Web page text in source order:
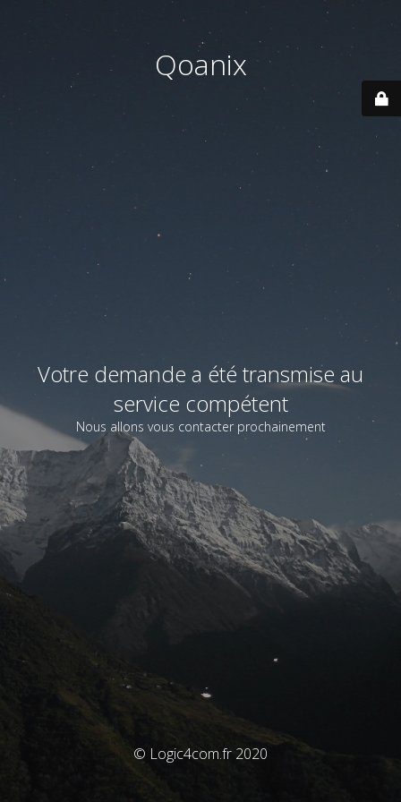
Qoanix
Votre demande a été transmise au
service compétent
Nous allons vous contacter prochainement
© Logic4com.fr 2020